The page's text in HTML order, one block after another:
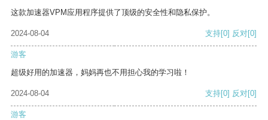
这款加速器VPM应用程序提供了顶级的安全性和隐私保护。
2024-08-04 支持[0] 反对[0]
游客
超级好用的加速器，妈妈再也不用担心我的学习啦！
2024-08-04 支持[0] 反对[0]
游客